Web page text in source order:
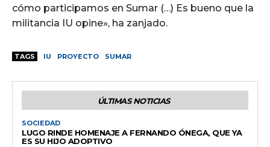
cómo participamos en Sumar (…) Es bueno que la
militancia IU opine», ha zanjado.
TAGS IU PROYECTO SUMAR
ÚLTIMAS NOTICIAS
SOCIEDAD
LUGO RINDE HOMENAJE A FERNANDO ÓNEGA, QUE YA
ES SU HIJO ADOPTIVO